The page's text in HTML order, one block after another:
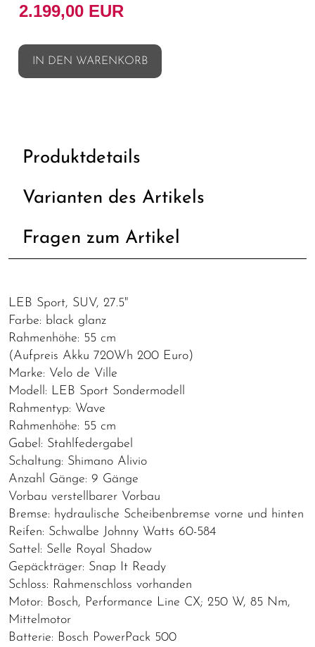
2.199,00 EUR
IN DEN WARENKORB
Produktdetails
Varianten des Artikels
Fragen zum Artikel
LEB Sport, SUV, 27.5"
Farbe: black glanz
Rahmenhöhe: 55 cm
​​​​​​​(Aufpreis Akku 720Wh 200 Euro)
Marke: Velo de Ville
Modell: LEB Sport Sondermodell
Rahmentyp: Wave
Rahmenhöhe: 55 cm
Gabel: Stahlfedergabel
Schaltung: Shimano Alivio
Anzahl Gänge: 9 Gänge
Vorbau verstellbarer Vorbau
Bremse: hydraulische Scheibenbremse vorne und hinten
Reifen: Schwalbe Johnny Watts 60-584
Sattel: Selle Royal Shadow
Gepäckträger: Snap It Ready
Schloss: Rahmenschloss vorhanden
Motor: Bosch, Performance Line CX; 250 W, 85 Nm,
Mittelmotor
Batterie: Bosch PowerPack 500